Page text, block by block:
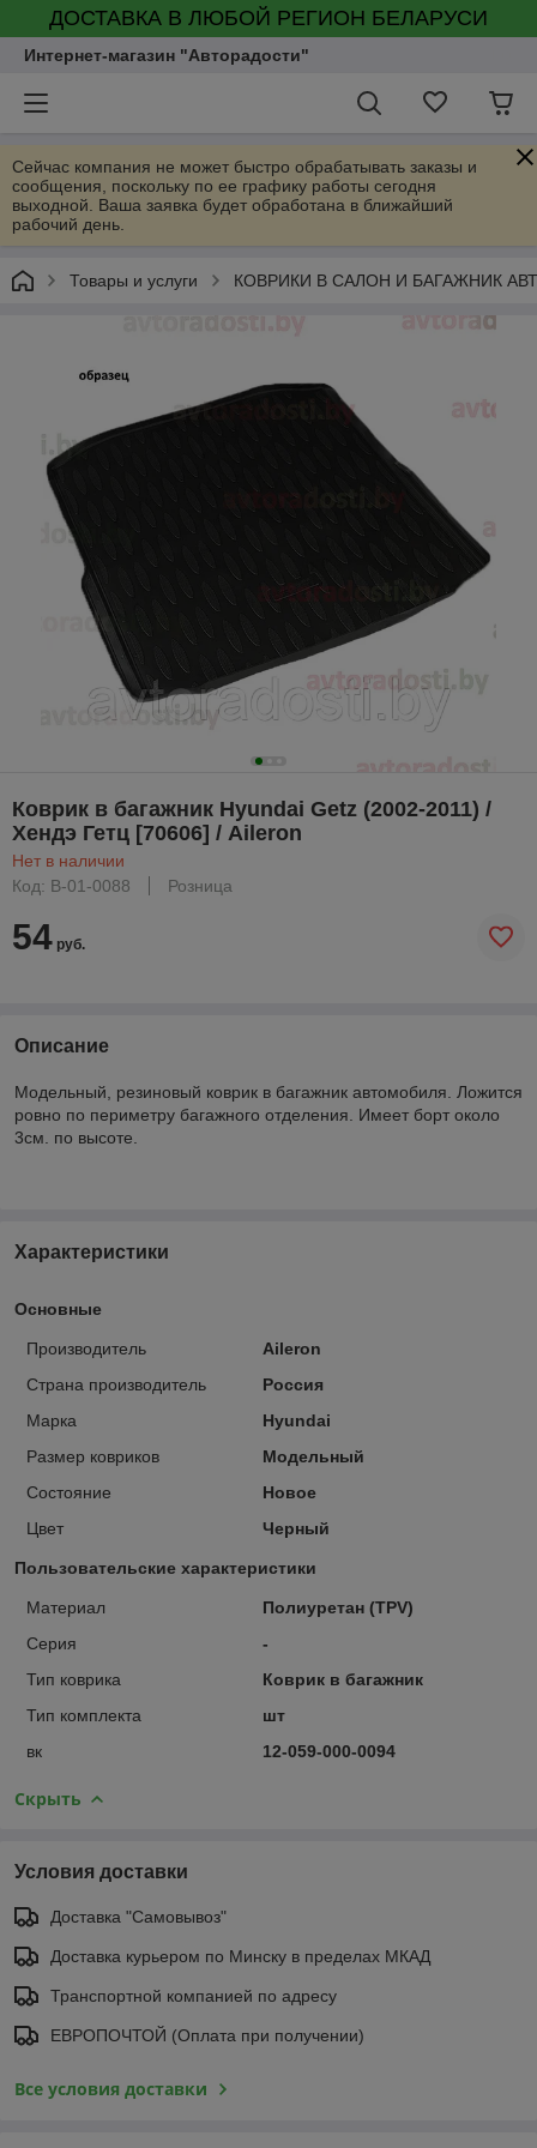
ДОСТАВКА В ЛЮБОЙ РЕГИОН БЕЛАРУСИ
Интернет-магазин "Авторадости"
Сейчас компания не может быстро обрабатывать заказы и
сообщения, поскольку по ее графику работы сегодня
выходной. Ваша заявка будет обработана в ближайший
рабочий день.
Товары и услуги КОВРИКИ В САЛОН И БАГАЖНИК
Коврик в багажник Hyundai Getz (2002-2011) /
Хендэ Гетц [70606] / Aileron
Нет в наличии
Код: B-01-0088
Розница
54 руб.
Описание
Модельный, резиновый коврик в багажник автомобиля. Ложится
ровно по периметру багажного отделения. Имеет борт около
3см. по высоте.
Характеристики
Основные
Производитель
Aileron
Страна производитель
Россия
Марка
Hyundai
Размер ковриков
Модельный
Состояние
Новое
Цвет
Черный
Пользовательские характеристики
Материал
Полиуретан (TPV)
Серия
-
Тип коврика
Коврик в багажник
Тип комплекта
шт
вк
12-059-000-0094
Скрыть
Условия доставки
Доставка "Самовывоз"
Доставка курьером по Минску в пределах МКАД
Транспортной компанией по адресу
ЕВРОПОЧТОЙ (Оплата при получении)
Все условия доставки